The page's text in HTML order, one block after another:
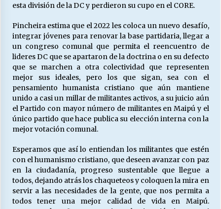
esta división de la DC y perdieron su cupo en el CORE.
Pincheira estima que el 2022 les coloca un nuevo desafío,
integrar jóvenes para renovar la base partidaria, llegar a
un congreso comunal que permita el reencuentro de
lideres DC que se apartaron de la doctrina o en su defecto
que se marchen a otra colectividad que representen
mejor sus ideales, pero los que sigan, sea con el
pensamiento humanista cristiano que aún mantiene
unido a casi un millar de militantes activos, a su juicio aún
el Partido con mayor número de militantes en Maipú y el
único partido que hace publica su elección interna con la
mejor votación comunal.
Esperamos que así lo entiendan los militantes que estén
con el humanismo cristiano, que deseen avanzar con paz
en la ciudadanía, progreso sustentable que llegue a
todos, dejando atrás los chaqueteos y coloquen la mira en
servir a las necesidades de la gente, que nos permita a
todos tener una mejor calidad de vida en Maipú.